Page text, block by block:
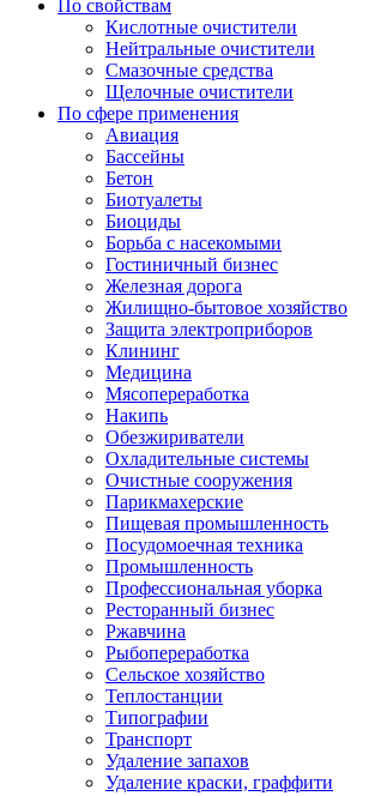
По свойствам
Кислотные очистители
Нейтральные очистители
Смазочные средства
Щелочные очистители
По сфере применения
Авиация
Бассейны
Бетон
Биотуалеты
Биоциды
Борьба с насекомыми
Гостиничный бизнес
Железная дорога
Жилищно-бытовое хозяйство
Защита электроприборов
Клининг
Медицина
Мясопереработка
Накипь
Обезжириватели
Охладительные системы
Очистные сооружения
Парикмахерские
Пищевая промышленность
Посудомоечная техника
Промышленность
Профессиональная уборка
Ресторанный бизнес
Ржавчина
Рыбопереработка
Сельское хозяйство
Теплостанции
Типографии
Транспорт
Удаление запахов
Удаление краски, граффити